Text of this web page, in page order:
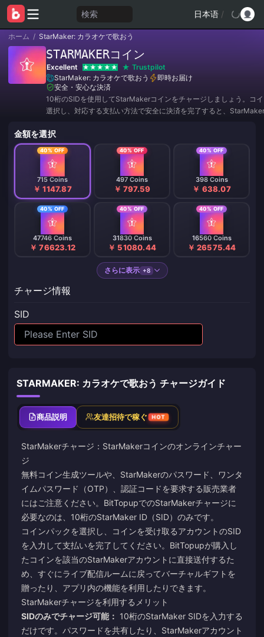
検索 日本语 /
ホーム / StarMaker: カラオケで歌おう
STARMAKERコイン
Excellent
Trustpilot
StarMaker: カラオケで歌おう
即時お届け
安全・安心な決済
10桁のSIDを使用してStarMakerコインをチャージしましょう。コ
選択し、対応する支払い方法で安全に決済を完了すると、
金額を選択
40% OFF
715 Coins
￥ 1147.87
40% OFF
497 Coins
￥ 797.59
40% OFF
398 Coins
￥ 638.07
40% OFF
47746 Coins
￥ 76623.12
40% OFF
31830 Coins
￥ 51080.44
40% OFF
16560 Coins
￥ 26575.44
さらに表示 +8
チャージ情報
SID
STARMAKER: カラオケで歌おう チャージガイド
商品説明 友達招待で稼ぐ HOT
StarMakerチャージ：StarMakerコインのオンラインチャー
ジ
無料コイン生成ツールや、StarMakerのパスワード、ワンタ
イムパスワード（OTP）、認証コードを要求する販売業者
にはご注意ください。BitTopupでのStarMakerチャージに
必要なのは、10桁のStarMaker ID（SID）のみです。
コインパックを選択し、コインを受け取るアカウントのSID
を入力して支払いを完了してください。BitTopupが購入し
たコインを該当のStarMakerアカウントに直接送付するた
め、すぐにライブ配信ルームに戻ってバーチャルギフトを
贈ったり、アプリ内の機能を利用したりできます。
StarMakerチャージを利用するメリット
SIDのみでチャージ可能： 10桁のStarMaker SIDを入力する
だけです。パスワードを共有したり、StarMakerアカウント